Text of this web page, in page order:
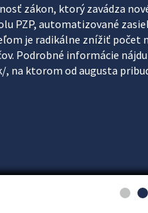
zákon, ktorý zavádza
PZP, automatizované
je radikálne znížiť počet
Podrobné informácie
ktorom od augusta